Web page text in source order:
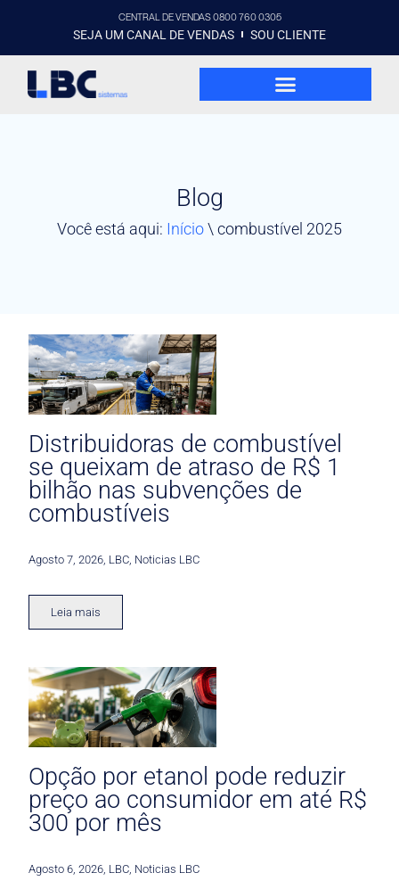
CENTRAL DE VENDAS 0800 760 0305
SEJA UM CANAL DE VENDAS SOU CLIENTE
Blog
Você está aqui: Início\ combustível 2025
Distribuidoras de combustível
se queixam de atraso de R$ 1
bilhão nas subvenções de
combustíveis
Agosto 7, 2026 LBC Noticias LBC
Leia mais
Opção por etanol pode reduzir
preço ao consumidor em até R$
300 por mês
Agosto 6, 2026 LBC Noticias LBC